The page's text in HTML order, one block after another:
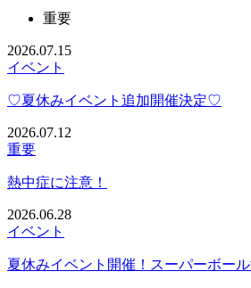
重要
2026.07.15
イベント
♡夏休みイベント追加開催決定♡
2026.07.12
重要
熱中症に注意！
2026.06.28
イベント
夏休みイベント開催！スーパーボー